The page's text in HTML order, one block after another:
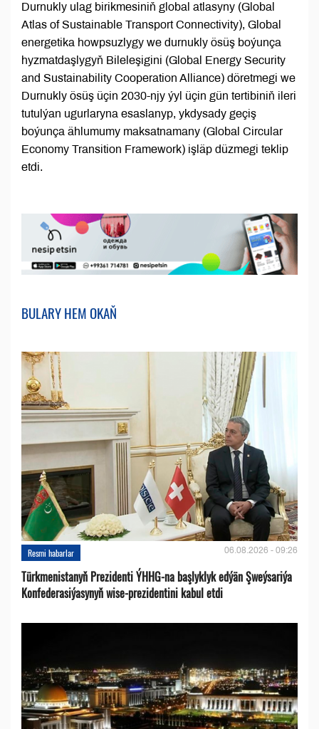
Durnukly ulag birikmesiniň global atlasyny (Global
Atlas of Sustainable Transport Connectivity), Global
energetika howpsuzlygy we durnukly ösüş boýunça
hyzmatdaşlygyň Bileleşigini (Global Energy Security
and Sustainability Cooperation Alliance) döretmegi we
Durnukly ösüş üçin 2030-njy ýyl üçin gün tertibiniň ileri
tutulýan ugurlaryna esaslanyp, ykdysady geçiş
boýunça ählumumy maksatnamany (Global Circular
Economy Transition Framework) işläp düzmegi teklip
etdi.
BULARY HEM OKAŇ
Resmi habarlar 06.08.2026 - 09:26
Türkmenistanyň Prezidenti ÝHHG-na başlyklyk edýän Şweýsariýa
Konfederasiýasynyň wise-prezidentini kabul etdi